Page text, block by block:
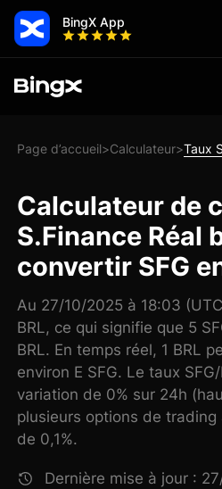
BingX App
Page d’accueil>Calculateur>Taux
Calculateur de
S.Finance Réal
convertir SFG
Au 27/10/2025 à 18:03
BRL, ce qui signifie que 5
BRL. En temps réel, 1 BRL
environ E SFG. Le taux
variation de 0% sur 24h
plusieurs options de
de 0,1%.
Dernière mise à jour :